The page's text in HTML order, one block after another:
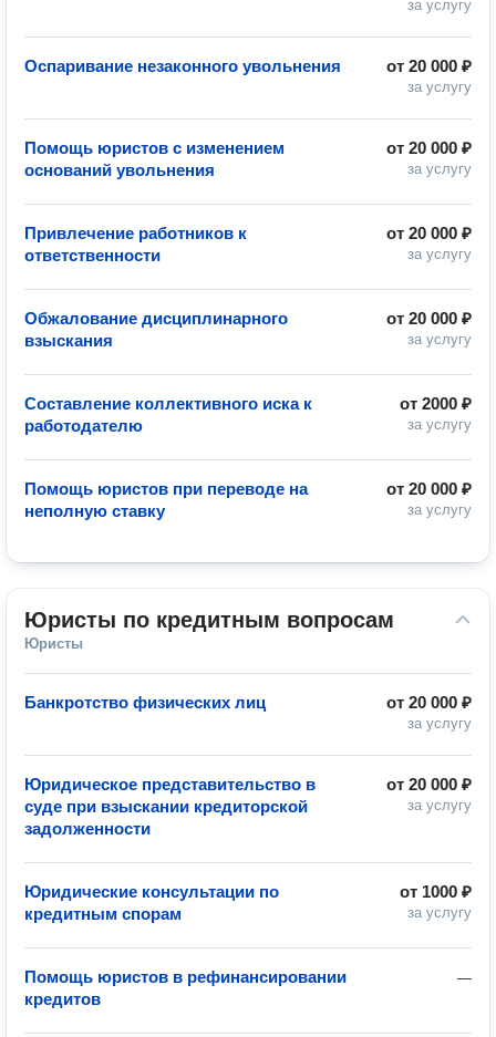
за услугу
от 20 000 ₽
за услугу
Оспаривание незаконного увольнения
от 20 000 ₽
за услугу
Помощь юристов с изменением
оснований увольнения
от 20 000 ₽
за услугу
Привлечение работников к
ответственности
от 20 000 ₽
за услугу
Обжалование дисциплинарного
взыскания
от 2000 ₽
за услугу
Составление коллективного иска к
работодателю
от 20 000 ₽
за услугу
Помощь юристов при переводе на
неполную ставку
Юристы по кредитным вопросам
Юристы
от 20 000 ₽
за услугу
Банкротство физических лиц
от 20 000 ₽
за услугу
Юридическое представительство в
суде при взыскании кредиторской
задолженности
от 1000 ₽
за услугу
Юридические консультации по
кредитным спорам
—
Помощь юристов в рефинансировании
кредитов